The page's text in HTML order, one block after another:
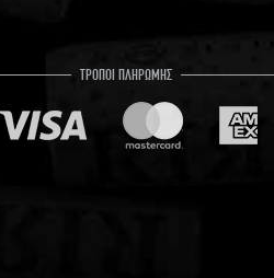
ΤΡΟΠΟΙ ΠΛΗΡΩΜΗΣ